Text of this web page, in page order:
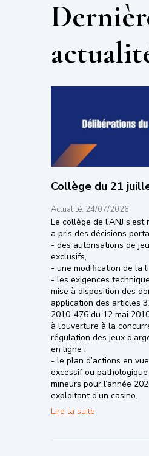
Collège du 21
Actualité, 24/07/2026
Le collège de l'ANJ s'est
a pris des décisions
- des autorisations de
exclusifs,
- une modification de la
- les exigences
mise à disposition des
application des articles
2010-476 du 12 mai
à l’ouverture à la
régulation des jeux
en ligne ;
- le plan d’actions en
excessif ou
mineurs pour l’année
exploitant d'un casino.
Lire la suite